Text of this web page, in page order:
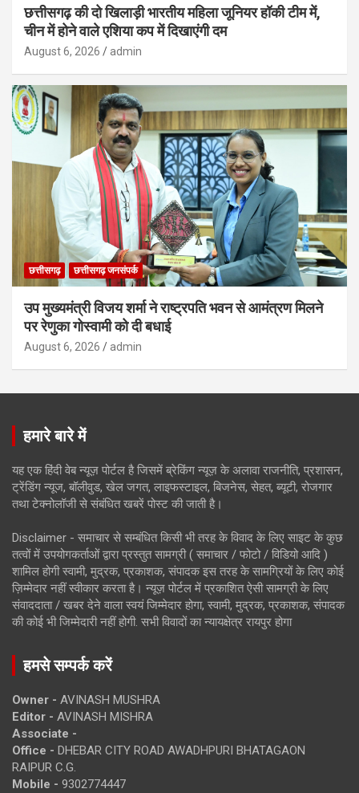
छत्तीसगढ़ की दो खिलाड़ी भारतीय महिला जूनियर हॉकी टीम में,
चीन में होने वाले एशिया कप में दिखाएंगी दम
August 6, 2026 admin
छत्तीसगढ़ छत्तीसगढ़ जनसंपर्क
उप मुख्यमंत्री विजय शर्मा ने राष्ट्रपति भवन से आमंत्रण मिलने
पर रेणुका गोस्वामी को दी बधाई
August 6, 2026 admin
हमारे बारे में
यह एक हिंदी वेब न्यूज़ पोर्टल है जिसमें ब्रेकिंग न्यूज़ के अलावा राजनीति, प्रशासन,
ट्रेंडिंग न्यूज, बॉलीवुड, खेल जगत, लाइफस्टाइल, बिजनेस, सेहत, ब्यूटी, रोजगार
तथा टेक्नोलॉजी से संबंधित खबरें पोस्ट की जाती है।
Disclaimer - समाचार से सम्बंधित किसी भी तरह के विवाद के लिए साइट के कुछ
तत्वों में उपयोगकर्ताओं द्वारा प्रस्तुत सामग्री ( समाचार / फोटो / विडियो आदि )
शामिल होगी स्वामी, मुद्रक, प्रकाशक, संपादक इस तरह के सामग्रियों के लिए कोई
ज़िम्मेदार नहीं स्वीकार करता है। न्यूज़ पोर्टल में प्रकाशित ऐसी सामग्री के लिए
संवाददाता / खबर देने वाला स्वयं जिम्मेदार होगा, स्वामी, मुद्रक, प्रकाशक, संपादक
की कोई भी जिम्मेदारी नहीं होगी. सभी विवादों का न्यायक्षेत्र रायपुर होगा
हमसे सम्पर्क करें
Owner - AVINASH MUSHRA
Editor - AVINASH MISHRA
Associate -
Office - DHEBAR CITY ROAD AWADHPURI BHATAGAON
RAIPUR C.G.
Mobile - 9302774447